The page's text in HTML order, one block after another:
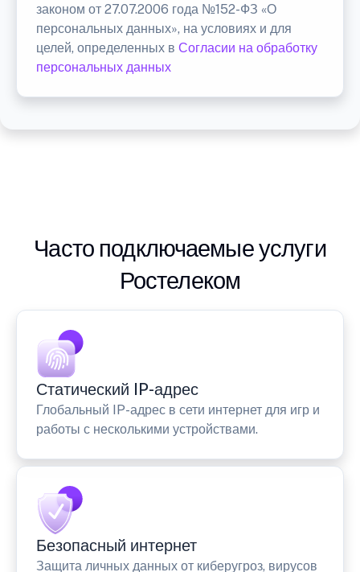
законом от 27.07.2006 года №152-ФЗ «О
персональных данных», на условиях и для
целей, определенных в Согласии на обработку
персональных данных
Часто подключаемые услуги
Ростелеком
Статический IP-адрес
Глобальный IP-адрес в сети интернет для игр и
работы с несколькими устройствами.
Безопасный интернет
Защита личных данных от киберугроз, вирусов